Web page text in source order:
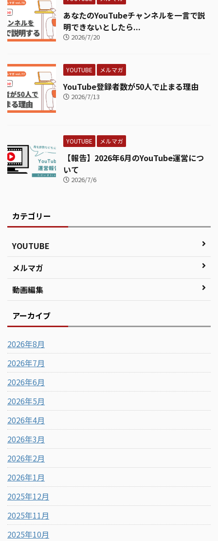
あなたのYouTubeチャンネルを一言で説
明できないとしたら...
2026/7/20
YOUTUBE メルマガ
YouTube登録者数が50人で止まる理由
2026/7/13
YOUTUBE メルマガ
【報告】2026年6月のYouTube運営につ
いて
2026/7/6
カテゴリー
YOUTUBE
メルマガ
動画編集
アーカイブ
2026年8月
2026年7月
2026年6月
2026年5月
2026年4月
2026年3月
2026年2月
2026年1月
2025年12月
2025年11月
2025年10月